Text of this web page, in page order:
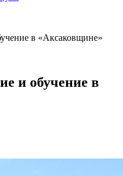
в «Аксаковщине»
и обучение в